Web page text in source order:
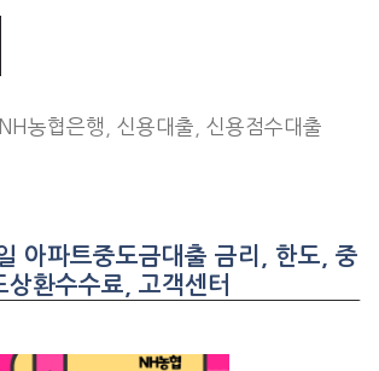
NH농협은행 ,신용대출 ,신용점수대출
아파트중도금대출 금리, 한도, 중
상환수수료, 고객센터